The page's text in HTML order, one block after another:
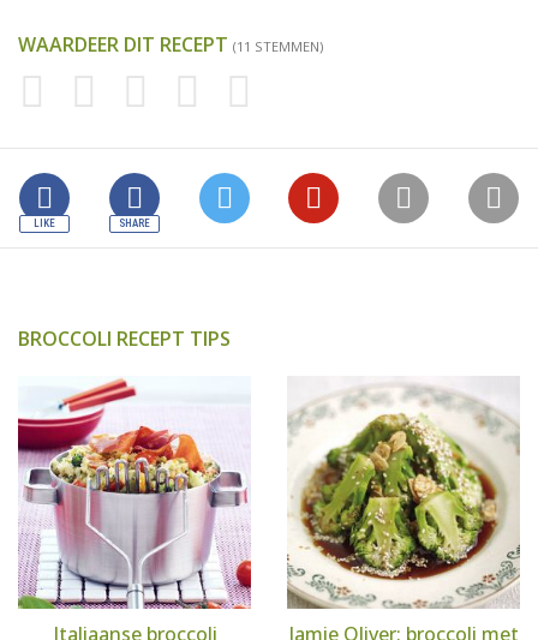
WAARDEER DIT RECEPT (11 STEMMEN)
BROCCOLI RECEPT TIPS
Italiaanse broccoli Jamie Oliver: broccoli met